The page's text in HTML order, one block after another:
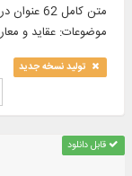
موضوعات: عقاید و
تفسیر و ...
تولید نسخه جدید
قابل دانلود